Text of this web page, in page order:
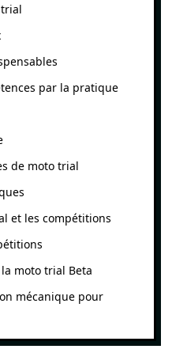
par la pratique
de moto trial
et les compétitions
moto trial Beta
mécanique pour